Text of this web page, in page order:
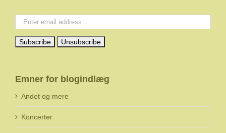
Emner for blogindlæg
Andet og mere
Koncerter